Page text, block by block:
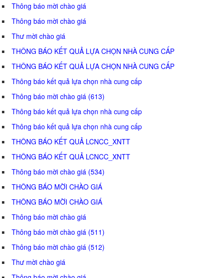
Thông báo mời chào giá
Thông báo mời chào giá
Thư mời chào giá
THÔNG BÁO KẾT QUẢ LỰA CHỌN NHÀ CUNG CẤP
THÔNG BÁO KẾT QUẢ LỰA CHỌN NHÀ CUNG CẤP
Thông báo kết quả lựa chọn nhà cung cấp
Thông báo mời chào giá (613)
Thông báo kết quả lựa chọn nhà cung cấp
Thông báo kết quả lựa chọn nhà cung cấp
THÔNG BÁO KẾT QUẢ LCNCC_XNTT
THÔNG BÁO KẾT QUẢ LCNCC_XNTT
Thông báo mời chào giá (534)
THÔNG BÁO MỜI CHÀO GIÁ
THÔNG BÁO MỜI CHÀO GIÁ
Thông báo mời chào giá
Thông báo mời chào giá (511)
Thông báo mời chào giá (512)
Thư mời chào giá